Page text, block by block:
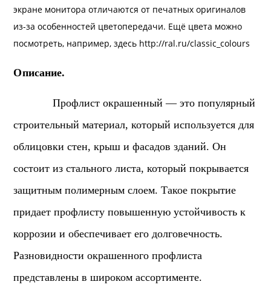
экране монитора отличаются от печатных оригиналов
из-за особенностей цветопередачи. Ещё цвета можно
посмотреть, например, здесь http://ral.ru/classic_colours
Описание.
Профлист окрашенный — это популярный
строительный материал, который используется для
облицовки стен, крыш и фасадов зданий. Он
состоит из стального листа, который покрывается
защитным полимерным слоем. Такое покрытие
придает профлисту повышенную устойчивость к
коррозии и обеспечивает его долговечность.
Разновидности окрашенного профлиста
представлены в широком ассортименте.